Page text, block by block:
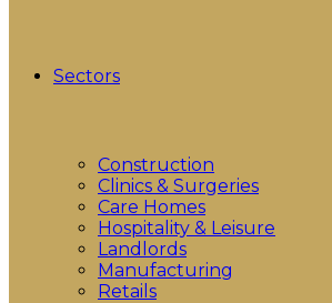
Sectors
Construction
Clinics & Surgeries
Care Homes
Hospitality & Leisure
Landlords
Manufacturing
Retails